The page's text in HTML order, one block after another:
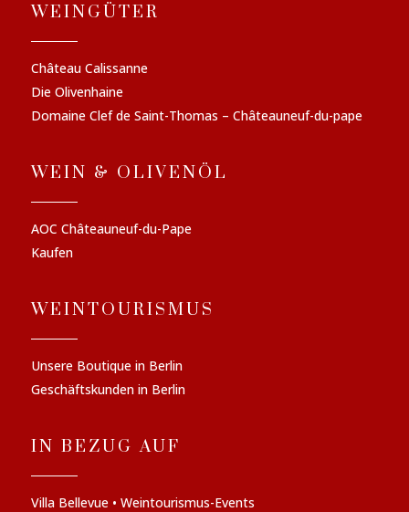
WEINGÜTER
Château Calissanne
Die Olivenhaine
Domaine Clef de Saint-Thomas – Châteauneuf-du-pape
WEIN & OLIVENÖL
AOC Châteauneuf-du-Pape
Kaufen
WEINTOURISMUS
Unsere Boutique in Berlin
Geschäftskunden in Berlin
IN BEZUG AUF
Villa Bellevue • Weintourismus-Events